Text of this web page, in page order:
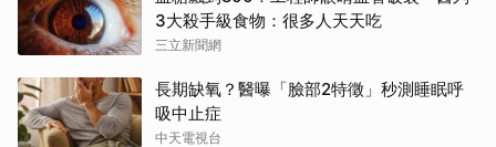
3大殺手級食物：很多人天天吃
三立新聞網
長期缺氧？醫曝「臉部2特徵」秒測睡眠呼
吸中止症
中天電視台